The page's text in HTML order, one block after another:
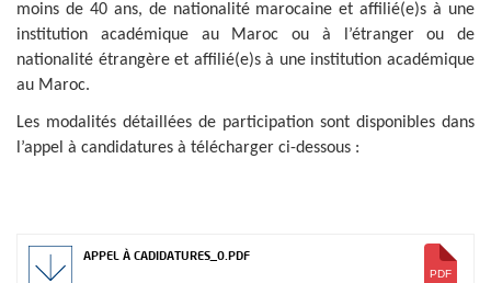
moins de 40 ans, de nationalité marocaine et affilié(e)s à une
institution académique au Maroc ou à l’étranger ou de
nationalité étrangère et affilié(e)s à une institution académique
au Maroc.
Les modalités détaillées de participation sont disponibles dans
l’appel à candidatures à télécharger ci-dessous :
APPEL À CADIDATURES_0.PDF